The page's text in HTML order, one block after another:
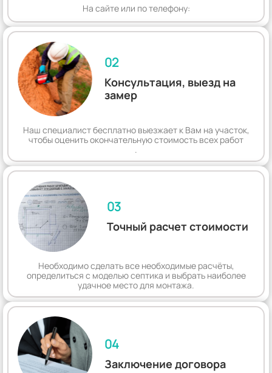
На сайте или по телефону:
02
Консультация, выезд на
замер
Наш специалист бесплатно выезжает к Вам на участок,
чтобы оценить окончательную стоимость всех работ
.
03
Точный расчет стоимости
Необходимо сделать все необходимые расчёты,
определиться с моделью септика и выбрать наиболее
удачное место для монтажа.
04
Заключение договора